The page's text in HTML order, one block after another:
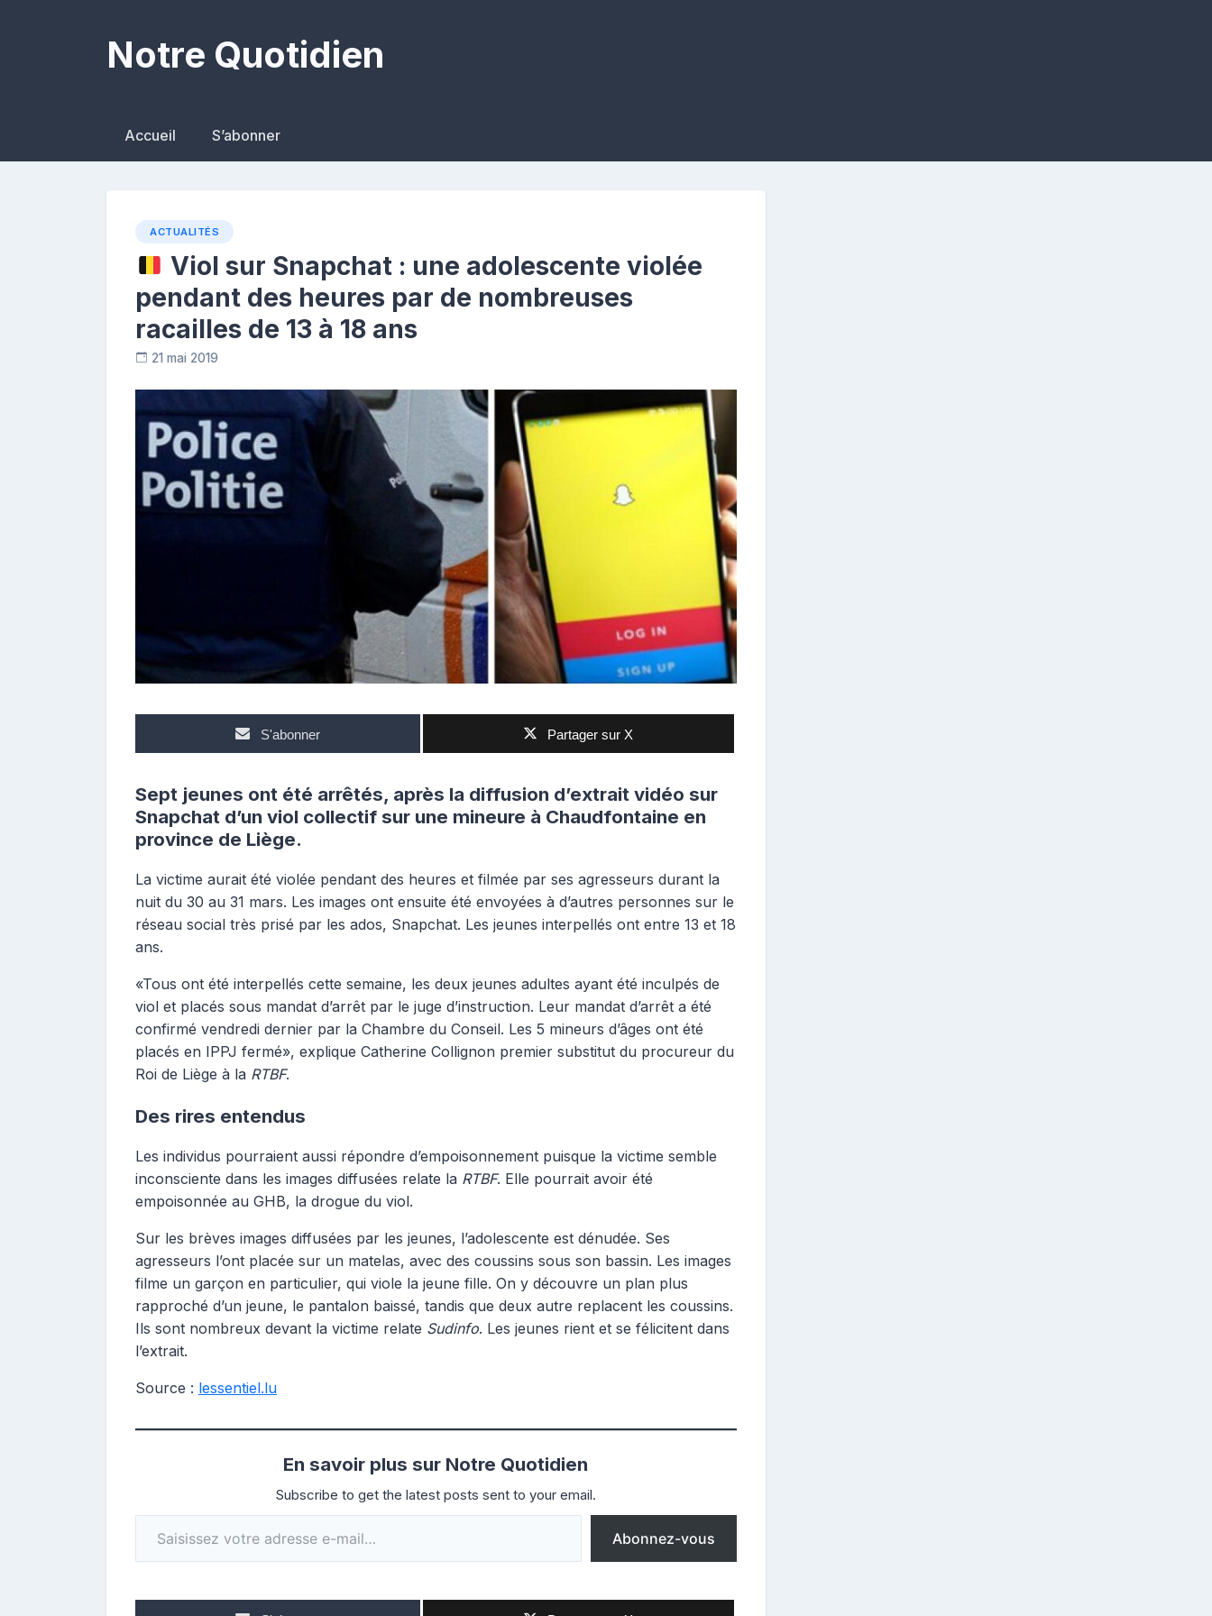
Notre Quotidien
Accueil S’abonner
ACTUALITÉS
Viol sur Snapchat : une adolescente violée
pendant des heures par de nombreuses
racailles de 13 à 18 ans
21 mai 2019
n
t
r
i
b
u
S'abonner Partager sur X
Sept jeunes ont été arrêtés, après la diffusion d’extrait vidéo sur
Snapchat d’un viol collectif sur une mineure à Chaudfontaine en
province de Liège.
La victime aurait été violée pendant des heures et filmée par ses agresseurs durant la
nuit du 30 au 31 mars. Les images ont ensuite été envoyées à d’autres personnes sur le
réseau social très prisé par les ados, Snapchat. Les jeunes interpellés ont entre 13 et 18
ans.
«Tous ont été interpellés cette semaine, les deux jeunes adultes ayant été inculpés de
viol et placés sous mandat d’arrêt par le juge d’instruction. Leur mandat d’arrêt a été
confirmé vendredi dernier par la Chambre du Conseil. Les 5 mineurs d’âges ont été
placés en IPPJ fermé», explique Catherine Collignon premier substitut du procureur du
Roi de Liège à la RTBF.
Des rires entendus
Les individus pourraient aussi répondre d’empoisonnement puisque la victime semble
inconsciente dans les images diffusées relate la RTBF. Elle pourrait avoir été
empoisonnée au GHB, la drogue du viol.
Sur les brèves images diffusées par les jeunes, l’adolescente est dénudée. Ses
agresseurs l’ont placée sur un matelas, avec des coussins sous son bassin. Les images
filme un garçon en particulier, qui viole la jeune fille. On y découvre un plan plus
rapproché d’un jeune, le pantalon baissé, tandis que deux autre replacent les coussins.
Ils sont nombreux devant la victime relate Sudinfo. Les jeunes rient et se félicitent dans
l’extrait.
Source : lessentiel.lu
En savoir plus sur Notre Quotidien
Subscribe to get the latest posts sent to your email.
Saisissez votre adresse e-mail…
Abonnez-vous